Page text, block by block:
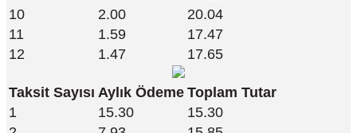
10
2.00
20.04
11
1.59
17.47
12
1.47 17.65
Taksit Sayısı Aylık Ödeme Toplam Tutar
1
15.30
15.30